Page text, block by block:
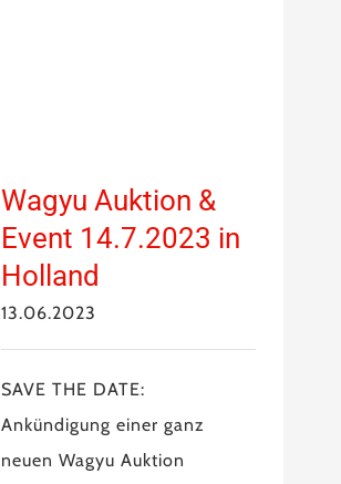
Wagyu Auktion &
Event 14.7.2023 in
Holland
13.06.2023
SAVE THE DATE:
Ankündigung einer ganz
neuen Wagyu Auktion